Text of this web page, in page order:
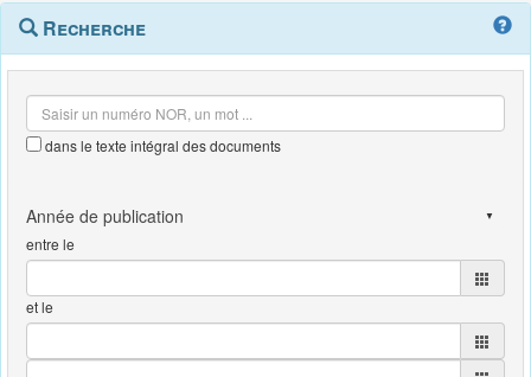
Navigation
outils
Menu
contextuel
Recherche
dans le texte intégral des documents
entre le
et le